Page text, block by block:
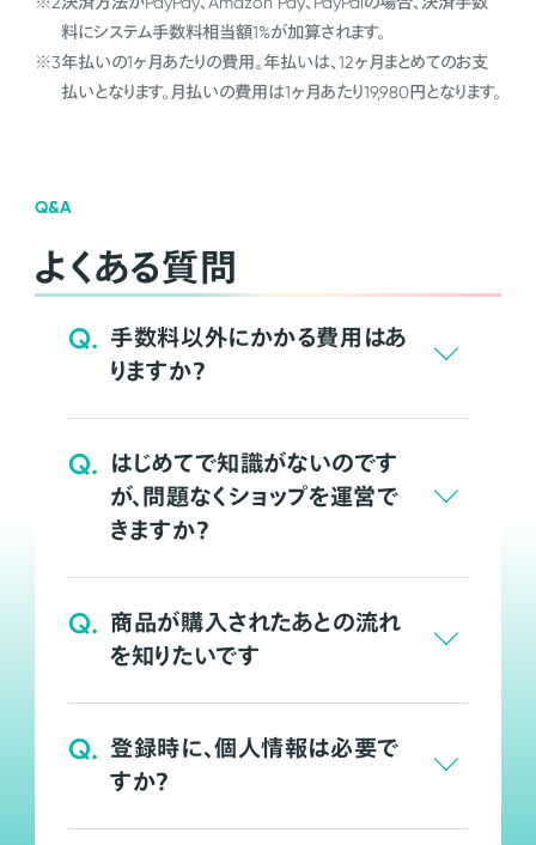
料にシステム手数料相当額1%が加算されます。
※3年払いの1ヶ月あたりの費用。年払いは、12ヶ月まとめてのお支
払いとなります。月払いの費用は1ヶ月あたり19,980円となります。
Q&A
よくある質問
Q. 手数料以外にかかる費用はあ
りますか？
Q. はじめてで知識がないのです
が、問題なくショップを運営で
きますか？
Q. 商品が購入されたあとの流れ
を知りたいです
Q. 登録時に、個人情報は必要で
すか？